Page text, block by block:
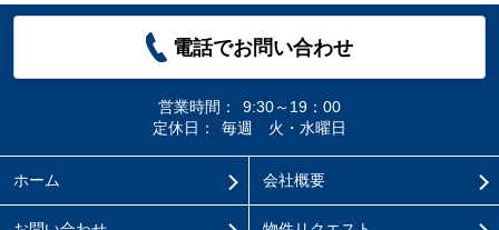
電話でお問い合わせ
営業時間：
9:30～19：00
定休日：
毎週 火・水曜日
ホーム 会社概要